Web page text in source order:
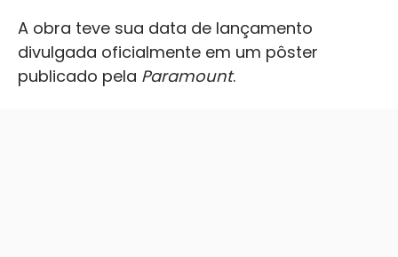
A obra teve sua data de lançamento
divulgada oficialmente em um pôster
publicado pela Paramount.